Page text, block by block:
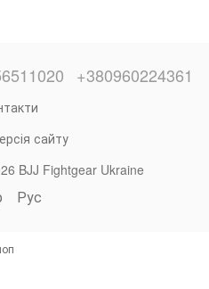
+380960224361
сайту
BJJ Fightgear Ukraine
Рус